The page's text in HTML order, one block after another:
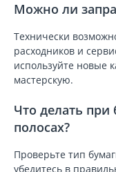
Можно ли
Технически
расходников и
используйте новые
мастерскую.
Что делать
полосах?
Проверьте тип
убедитесь в